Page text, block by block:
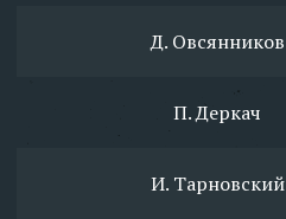
Д. Овсянников
П. Деркач
И. Тарновский